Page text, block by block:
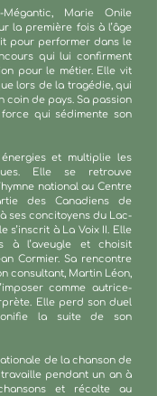
Marie Onile
la première fois à l’âge
pour performer dans le
qui lui confirment
pour le métier. Elle vit
lors de la tragédie, qui
coin de pays. Sa passion
qui sédimente son
et multiplie les
Elle se retrouve
national au Centre
des Canadiens de
ses concitoyens du Lac-
s’inscrit à La Voix II. Elle
à l’aveugle et choisit
Cormier. Sa rencontre
consultant, Martin Léon,
comme autrice-
Elle perd son duel
la suite de son
de la chanson de
travaille pendant un an à
et récolte au